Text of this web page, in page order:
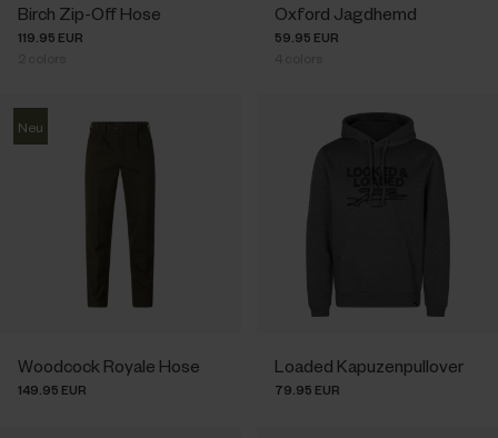
Birch Zip-Off Hose
119.95 EUR
Oxford Jagdhemd
59.95 EUR
Neu
Woodcock Royale Hose
149.95 EUR
Loaded Kapuzenpullover
79.95 EUR